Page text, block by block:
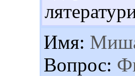
Имя:
Вопрос: